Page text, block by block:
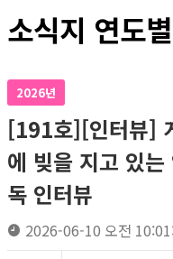
소식지 연도
2026년
[191호][인터뷰]
에 빚을 지고 있
독 인터뷰
2026-06-10 오전